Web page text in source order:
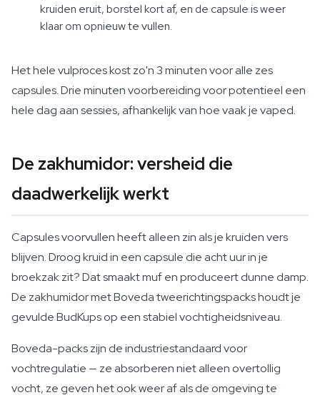
kruiden eruit, borstel kort af, en de capsule is weer
klaar om opnieuw te vullen.
Het hele vulproces kost zo'n 3 minuten voor alle zes
capsules. Drie minuten voorbereiding voor potentieel een
hele dag aan sessies, afhankelijk van hoe vaak je vaped.
De zakhumidor: versheid die
daadwerkelijk werkt
Capsules voorvullen heeft alleen zin als je kruiden vers
blijven. Droog kruid in een capsule die acht uur in je
broekzak zit? Dat smaakt muf en produceert dunne damp.
De zakhumidor met Boveda tweerichtingspacks houdt je
gevulde BudKups op een stabiel vochtigheidsniveau.
Boveda-packs zijn de industriestandaard voor
vochtregulatie — ze absorberen niet alleen overtollig
vocht, ze geven het ook weer af als de omgeving te